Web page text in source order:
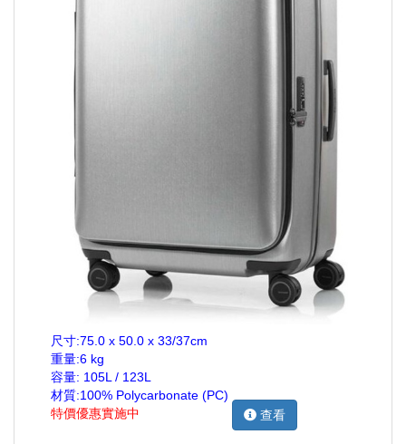
尺寸:75.0 x 50.0 x 33/37cm
重量:6 kg
容量: 105L / 123L
材質:100% Polycarbonate (PC)
特價優惠實施中
查看